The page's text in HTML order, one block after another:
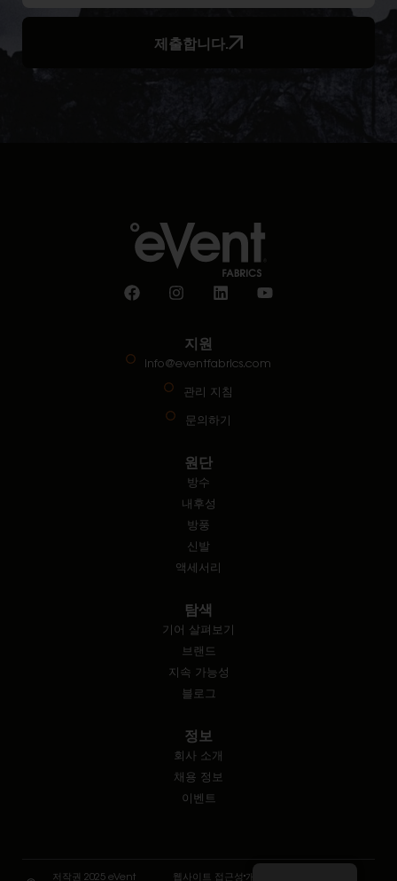
제출합니다.
지원
info@eventfabrics.com
관리 지침
문의하기
원단
방수
내후성
방풍
신발
액세서리
탐색
기어 살펴보기
브랜드
지속 가능성
블로그
정보
회사 소개
채용 정보
이벤트
저작권 2025 eVent 웹사이트 접근성개인정보 보호 및 약관